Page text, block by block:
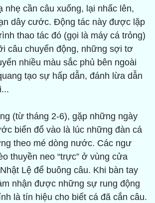
nhẹ cần câu xuống, lại nhấc lên,
dây cước. Động tác này được lặp
thao tác đó (gọi là máy cá trỏng)
câu chuyển động, những sợi tơ
nhiều màu sắc phủ bên ngoài
tạo sự hấp dẫn, đánh lừa dẫn
(từ tháng 2-6), gặp những ngày
biển đổ vào là lúc những đàn cá
theo mé dòng nước. Các ngư
thuyền neo “trực” ở vùng cửa
Lệ để buông câu. Khi bàn tay
nhận được những sự rung động
là tín hiệu cho biết cá đã cắn câu.